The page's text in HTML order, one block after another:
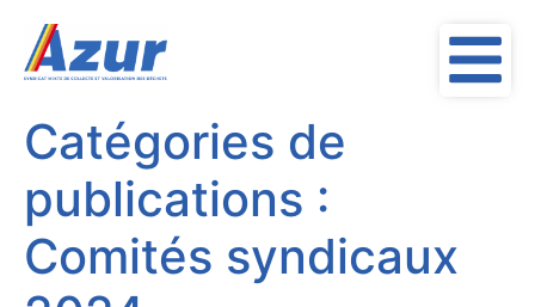
principal
Catégories de
publications :
Comités syndicaux